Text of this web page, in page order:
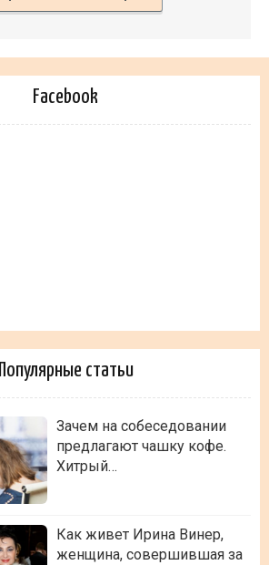
Facebook
Популярные статьи
Зачем на собеседовании
предлагают чашку кофе.
Хитрый…
Как живет Ирина Винер,
женщина, совершившая за